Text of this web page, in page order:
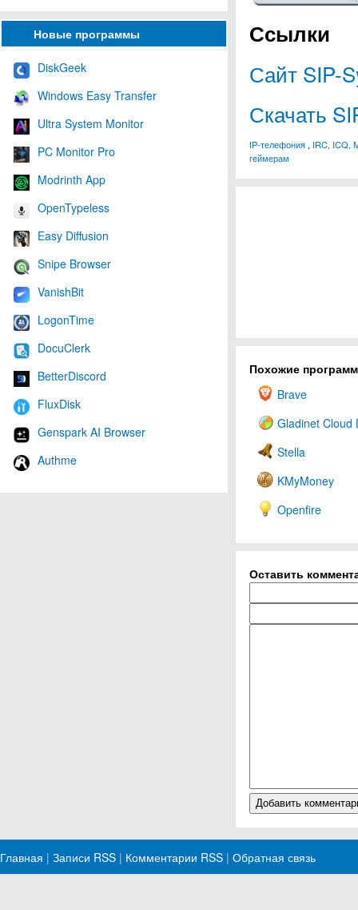
Новые программы
DiskGeek
Windows Easy Transfer
Ultra System Monitor
PC Monitor Pro
Modrinth App
OpenTypeless
Easy Diffusion
Snipe Browser
VanishBit
LogonTime
DocuClerk
BetterDiscord
FluxDisk
Genspark AI Browser
Authme
Ссылки
Сайт SIP-
Скачать
IP-телефония , IRC, ICQ,
геймерам
Похожие
Brave
Gladinet Cloud
Stella
KMyMoney
Openfire
Оставить
Главная | Записи RSS | Комментарии RSS | Обратная связь